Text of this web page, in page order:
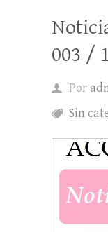
003 /
Por
Sin